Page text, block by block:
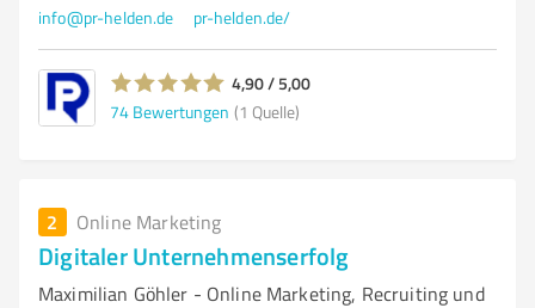
info@pr-helden.de pr-helden.de/
4,90 / 5,00
74 Bewertungen (1 Quelle)
2 Online Marketing
Digitaler Unternehmenserfolg
Maximilian Göhler - Online Marketing, Recruiting und